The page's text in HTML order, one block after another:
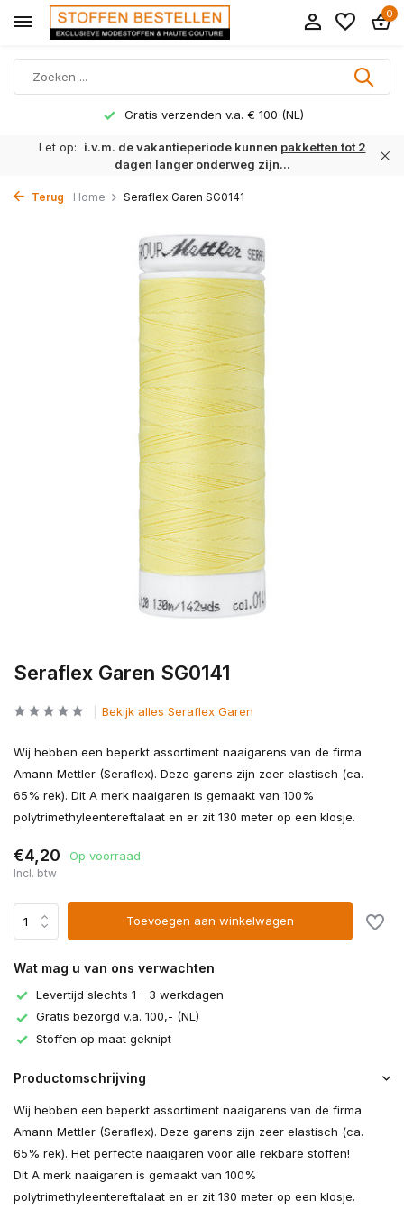
0
Gratis verzenden v.a. € 100 (NL)
Let op: i.v.m. de vakantieperiode kunnen pakketten tot 2
dagen langer onderweg zijn...
Terug Home Seraflex Garen SG0141
Seraflex Garen SG0141
Bekijk alles Seraflex Garen
Wij hebben een beperkt assortiment naaigarens van de firma
Amann Mettler (Seraflex). Deze garens zijn zeer elastisch (ca.
65% rek). Dit A merk naaigaren is gemaakt van 100%
polytrimethyleentereftalaat en er zit 130 meter op een klosje.
€4,20 Op voorraad
Incl. btw
Toevoegen aan winkelwagen
Wat mag u van ons verwachten
Levertijd slechts 1 - 3 werkdagen
Gratis bezorgd v.a. 100,- (NL)
Stoffen op maat geknipt
Productomschrijving
Wij hebben een beperkt assortiment naaigarens van de firma
Amann Mettler (Seraflex). Deze garens zijn zeer elastisch (ca.
65% rek). Het perfecte naaigaren voor alle rekbare stoffen!
Dit A merk naaigaren is gemaakt van 100%
polytrimethyleentereftalaat en er zit 130 meter op een klosje.